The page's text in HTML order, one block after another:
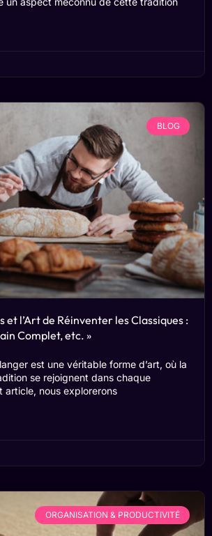
BLOG
et l’Art de Réinventer les Classiques :
Complet, etc. »
est une véritable forme d’art, où la
se rejoignent dans chaque
article, nous explorerons
ORGANISATION & PRODUCTIVITÉ